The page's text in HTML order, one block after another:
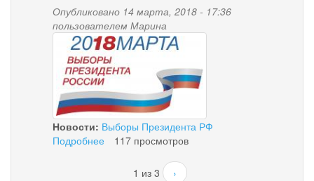
Опубликовано 14 марта, 2018 - 17:36
пользователем Марина
na_zastavku_k_novosti.jpg
Новости: Выборы Президента РФ
Подробнее
мероприятий
117 просмотров
1 из 3 ›